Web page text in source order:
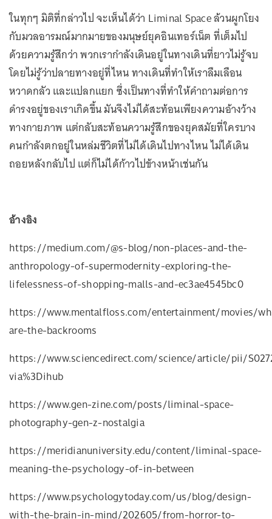
ในทุกๆ มิติที่กล่าวไป จะเห็นได้ว่า Liminal Space ล้วนผูกโยง
กับมวลอารมณ์มากมายของมนุษย์ยุคอินเทอร์เน็ต ที่เต็มไป
ด้วยความรู้สึกว่า พวกเรากำลังเดินอยู่ในทางเดินที่ยาวไม่รู้จบ
โดยไม่รู้ว่าปลายทางอยู่ที่ไหน ทางเดินที่ทำให้เราลืมเลือน
หวาดกลัว และแปลกแยก ซึ่งเป็นทางที่ทำให้คำถามต่อการ
ดำรงอยู่ของเราเกิดขึ้น มันจึงไม่ได้สะท้อนเพียงความอ้างว้าง
ทางกายภาพ แต่กลับสะท้อนความรู้สึกของยุคสมัยที่ใครบาง
คนกำลังตกอยู่ในหล่มชีวิตที่ไม่ได้เดินไปทางไหน ไม่ได้เดิน
ถอยหลังกลับไป แต่ก็ไม่ได้ก้าวไปข้างหน้าเช่นกัน
อ้างอิง
https://medium.com/@s-blog/non-places-and-the-
anthropology-of-supermodernity-exploring-the-
lifelessness-of-shopping-malls-and-ec3ae4545bc0
https://www.mentalfloss.com/entertainment/movies/
are-the-backrooms
https://www.sciencedirect.com/science/article/pii/
via%3Dihub
https://www.gen-zine.com/posts/liminal-space-
photography-gen-z-nostalgia
https://meridianuniversity.edu/content/liminal-space-
meaning-the-psychology-of-in-between
https://www.psychologytoday.com/us/blog/design-
with-the-brain-in-mind/202605/from-horror-to-